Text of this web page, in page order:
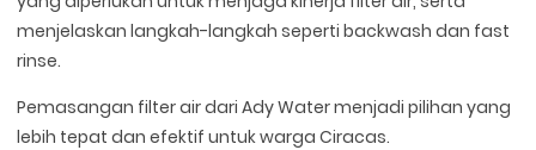
menjelaskan langkah-langkah seperti backwash dan fast
rinse.
Pemasangan filter air dari Ady Water menjadi pilihan yang
lebih tepat dan efektif untuk warga Ciracas.